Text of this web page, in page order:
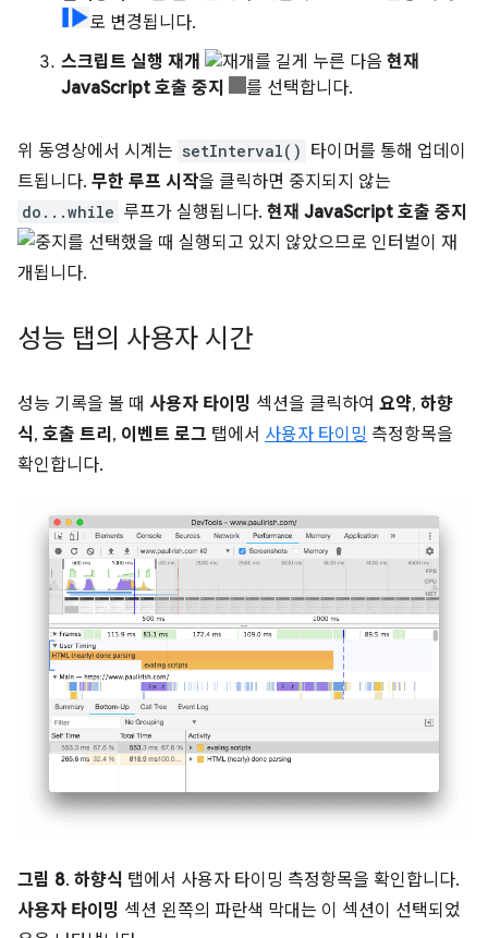
로 변경됩니다.
스크립트 실행 재개
를 길게 누른 다음 현재
JavaScript 호출 중지
를 선택합니다.
위 동영상에서 시계는 setInterval() 타이머를 통해 업데이
트됩니다. 무한 루프 시작을 클릭하면 중지되지 않는
do...while 루프가 실행됩니다. 현재 JavaScript 호출 중지
를 선택했을 때 실행되고 있지 않았으므로 인터벌이 재
개됩니다.
성능 탭의 사용자 시간
성능 기록을 볼 때 사용자 타이밍 섹션을 클릭하여 요약, 하향
식, 호출 트리 , 이벤트 로그 탭에서 사용자 타이밍 측정항목을
확인합니다.
그림 8. 하향식 탭에서 사용자 타이밍 측정항목을 확인합니다.
사용자 타이밍 섹션 왼쪽의 파란색 막대는 이 섹션이 선택되었